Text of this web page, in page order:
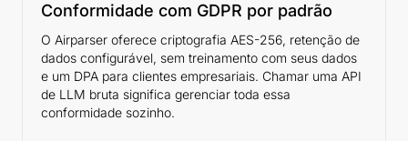
Conformidade com GDPR por padrão
O Airparser oferece criptografia AES-256, retenção de
dados configurável, sem treinamento com seus dados
e um DPA para clientes empresariais. Chamar uma API
de LLM bruta significa gerenciar toda essa
conformidade sozinho.